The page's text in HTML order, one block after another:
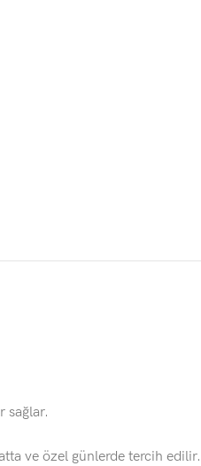
sağlar.
ve özel günlerde tercih edilir.